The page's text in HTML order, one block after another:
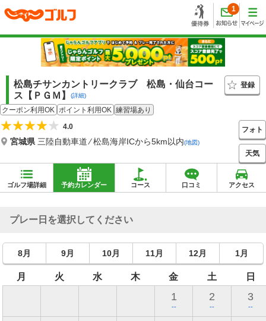
1
松島チサンカントリークラブ 松島・仙台コー
ス【ＰＧＭ】
(詳細)
登録
クーポン利用OK ポイント利用OK 練習場あり
4.0
宮城県三陸自動車道 ⁄ 松島海岸ICから5km以内(地図)
フォト
天気
ゴルフ場詳細 予約カレンダー コース 口コミ アクセス
プレー日を選択してください
8月 9月 10月 11月 12月 1月
月 火 水 木 金 土 日
1
--
2
--
3
--